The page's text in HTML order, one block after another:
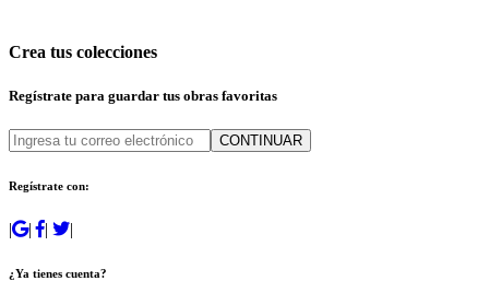
Crea tus colecciones
Regístrate para guardar tus obras favoritas
CONTINUAR
Regístrate con:
| | | |
¿Ya tienes cuenta?